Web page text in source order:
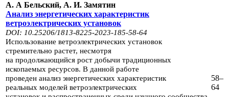
А. А Бельский, А. И. Замятин
Анализ энергетических характеристик
ветроэлектрических установок
DOI: 10.25206/1813-8225-2023-185-58-64
Использование ветроэлектрических установок
стремительно растет, несмо­тря
на продолжающийся рост добычи традиционных
ископаемых ресурсов. В данной работе
проведен анализ энергетических характеристик
реальных моделей ветроэлектрических
58–
64